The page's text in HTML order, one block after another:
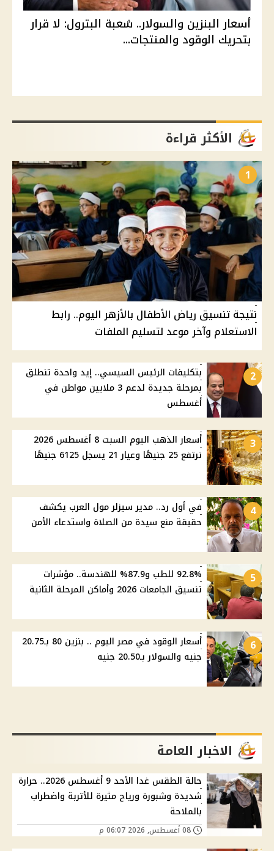
أسعار البنزين والسولار.. شعبة البترول: لا قرار
بتحريك الوقود والمنتجات...
الأكثر قراءة
1
نتيجة تنسيق رياض الأطفال بالأزهر اليوم.. رابط
الاستعلام وآخر موعد لتسليم الملفات
2
بتكليفات الرئيس السيسي.. إيد واحدة تنطلق
بمرحلة جديدة لدعم 3 ملايين مواطن في
أغسطس
3
أسعار الذهب اليوم السبت 8 أغسطس 2026
ترتفع 25 جنيهًا وعيار 21 يسجل 6125 جنيهًا
4
في أول رد.. مدير سيزلر مول العرب يكشف
حقيقة منع سيدة من الصلاة واستدعاء الأمن
5
92.8% للطب و87.9% للهندسة.. مؤشرات
تنسيق الجامعات 2026 وأماكن المرحلة الثانية
6
أسعار الوقود في مصر اليوم .. بنزين 80 بـ20.75
جنيه والسولار بـ20.50 جنيه
الاخبار العامة
حالة الطقس غدا الأحد 9 أغسطس 2026.. حرارة
شديدة وشبورة ورياح مثيرة للأتربة واضطراب
بالملاحة